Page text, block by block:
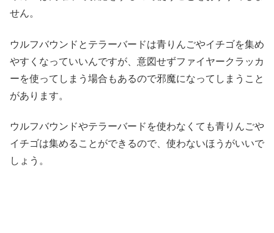
せん。
ウルフバウンドとテラーバードは青りんごやイチゴを集め
やすくなっていいんですが、意図せずファイヤークラッカ
ーを使ってしまう場合もあるので邪魔になってしまうこと
があります。
ウルフバウンドやテラーバードを使わなくても青りんごや
イチゴは集めることができるので、使わないほうがいいで
しょう。